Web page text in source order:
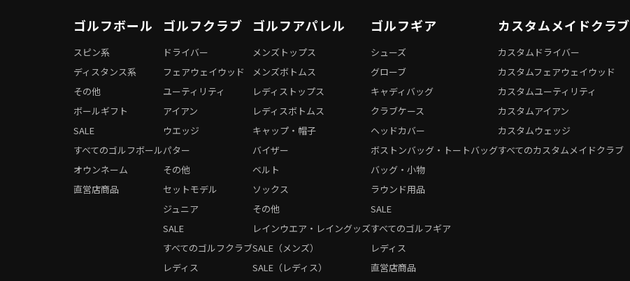
ゴルフボール
オウンネーム
直営店商品
スピン系
ディスタンス系
その他
ボールギフト
SALE
すべてのゴルフボール
ゴルフクラブ
レディス
ドライバー
フェアウェイウッド
ユーティリティ
アイアン
ウエッジ
パター
その他
セットモデル
ジュニア
SALE
すべてのゴルフクラブ
ゴルフアパレル
メンズトップス
メンズボトムス
レディストップス
レディスボトムス
キャップ・帽子
バイザー
ベルト
ソックス
その他
レインウエア・レイングッズ
SALE（メンズ）
SALE（レディス）
ゴルフギア
レディス
直営店商品
シューズ
グローブ
キャディバッグ
クラブケース
ヘッドカバー
ボストンバッグ・トートバッグ
バッグ・小物
ラウンド用品
SALE
すべてのゴルフギア
カスタムメイドクラブ
カスタムドライバー
カスタムフェアウェイウッド
カスタムユーティリティ
カスタムアイアン
カスタムウェッジ
すべてのカスタムメイドクラブ